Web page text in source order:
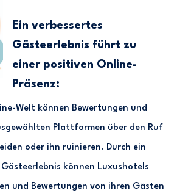
Ein verbessertes
Gästeerlebnis führt zu
einer positiven Online-
Präsenz:
Welt können Bewertungen und
Plattformen über den Ruf
oder ihn ruinieren. Durch ein
können Luxushotels
und Bewertungen von ihren Gästen